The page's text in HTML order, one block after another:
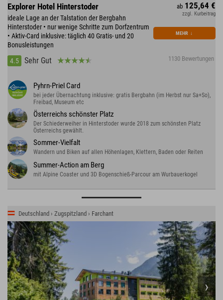
Explorer Hotel Hinterstoder
ideale Lage an der Talstation der Bergbahn
Hinterstoder • nur wenige Schritte zum Dorfzentrum
• Aktiv-Card inklusive: täglich 40 Gratis- und 20
Bonusleistungen
4.5
Sehr Gut 1130 Bewertungen
ab 125,64 €
zzgl. Kurbeitrag
MEHR ↓
Pyhrn-Priel Card
bei jeder Übernachtung inklusive: gratis Bergbahn (im Herbst nur Sa+So),
Freibad, Museum etc
Österreichs schönster Platz
Der Schiederweiher in Hinterstoder wurde 2018 zum schönsten Platz
Österreichs gewählt.
Sommer-Vielfalt
Wandern und Biken auf allen Höhenlagen, Klettern, Baden oder Reiten
Summer-Action am Berg
mit Alpine Coaster und 3D Bogenschieß-Parcour am Wurbauerkogel
Deutschland › Zugspitzland › Farchant